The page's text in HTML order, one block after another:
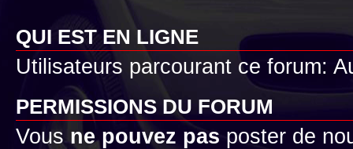
QUI EST EN LIGNE
Utilisateurs parcourant ce forum:
PERMISSIONS DU FORUM
Vous ne pouvez pas poster de